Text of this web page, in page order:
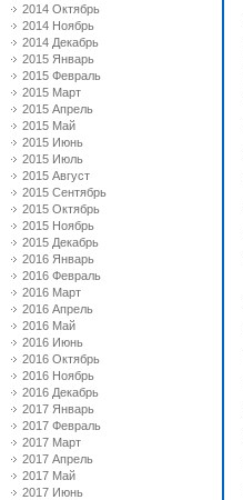
2014 Октябрь
2014 Ноябрь
2014 Декабрь
2015 Январь
2015 Февраль
2015 Март
2015 Апрель
2015 Май
2015 Июнь
2015 Июль
2015 Август
2015 Сентябрь
2015 Октябрь
2015 Ноябрь
2015 Декабрь
2016 Январь
2016 Февраль
2016 Март
2016 Апрель
2016 Май
2016 Июнь
2016 Октябрь
2016 Ноябрь
2016 Декабрь
2017 Январь
2017 Февраль
2017 Март
2017 Апрель
2017 Май
2017 Июнь